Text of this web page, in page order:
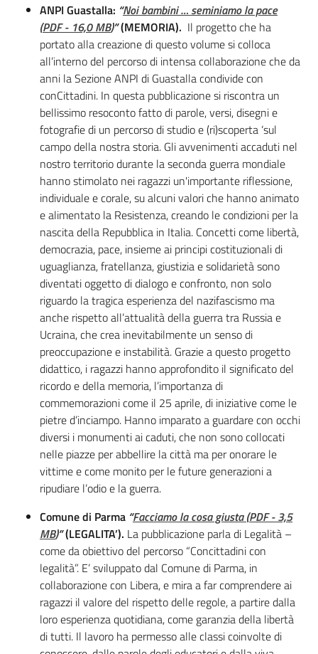
ANPI Guastalla: “Noi bambini … seminiamo la pace
(PDF- 16,0 MB)”(MEMORIA). Il progetto che ha
portato alla cre­azione di questo volume si colloca
all’interno del percorso di intensa collaborazione che da
anni la Se­zione ANPI di Guastalla condivi­de con
conCittadini. In questa pubblicazione si riscontra un
bellissimo resoconto fatto di parole, versi, disegni e
fotografie di un percorso di studio e (ri)scoperta ‘sul
campo della nostra storia. Gli avvenimenti accaduti nel
nostro territorio durante la se­conda guerra mondiale
hanno stimolato nei ragazzi un'impor­tante riflessione,
individuale e corale, su alcuni valori che han­no animato
e alimentato la Re­sistenza, creando le condizioni per la
nascita della Repubblica in Italia. Concetti come libertà,
democrazia, pace, insieme ai principi costituzionali di
ugua­glianza, fratellanza, giustizia e solidarietà sono
diventati og­getto di dialogo e confronto, non solo
riguardo la tragica esperienza del nazifascismo ma
anche rispetto all’attualità della guerra tra Russia e
Ucraina, che crea inevitabilmente un senso di
preoccupazione e instabilità. Grazie a questo progetto
didat­tico, i ragazzi hanno approfon­dito il significato del
ricordo e della memoria, l’importanza di
commemorazioni come il 25 aprile, di iniziative come le
pie­tre d’inciampo. Hanno impara­to a guardare con occhi
diversi i monumenti ai caduti, che non sono collocati
nelle piazze per abbellire la città ma per onora­re le
vittime e come monito per le future generazioni a
ripudiare l’odio e la guerra.
Comune di Parma “Facciamo la cosa giusta(PDF- 3,5
MB)”(LEGALITA’). La pubblicazione parla di Legalità –
come da obiettivo del percorso “Concittadini con
legalità”. E’ sviluppato dal Comune di Parma, in
collaborazione con Libera, e mira a far comprendere ai
ragazzi il valore del rispetto delle regole, a partire dalla
loro esperienza quotidiana, come garanzia della libertà
di tutti. Il lavoro ha permesso alle classi coinvolte di